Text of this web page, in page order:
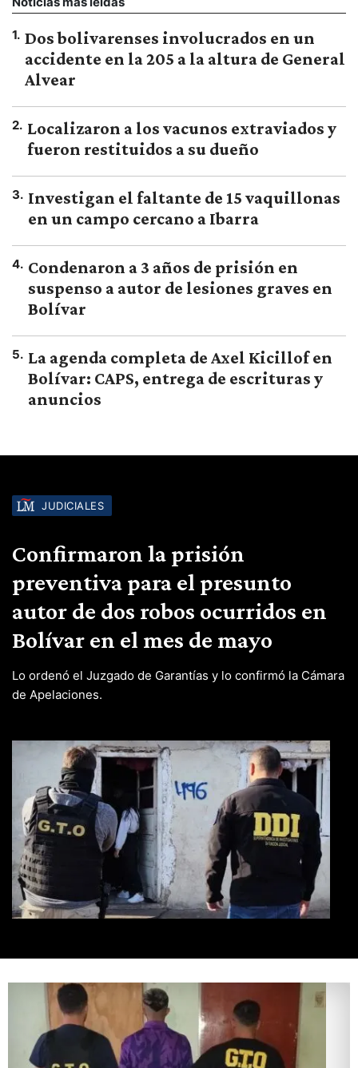
1. Dos bolivarenses involucrados en un
accidente en la 205 a la altura de General
Alvear
2. Localizaron a los vacunos extraviados y
fueron restituidos a su dueño
3. Investigan el faltante de 15 vaquillonas
en un campo cercano a Ibarra
4. Condenaron a 3 años de prisión en
suspenso a autor de lesiones graves en
Bolívar
5. La agenda completa de Axel Kicillof en
Bolívar: CAPS, entrega de escrituras y
anuncios
JUDICIALES
Confirmaron la prisión
preventiva para el presunto
autor de dos robos ocurridos en
Bolívar en el mes de mayo
Lo ordenó el Juzgado de Garantías y lo confirmó la Cámara
de Apelaciones.